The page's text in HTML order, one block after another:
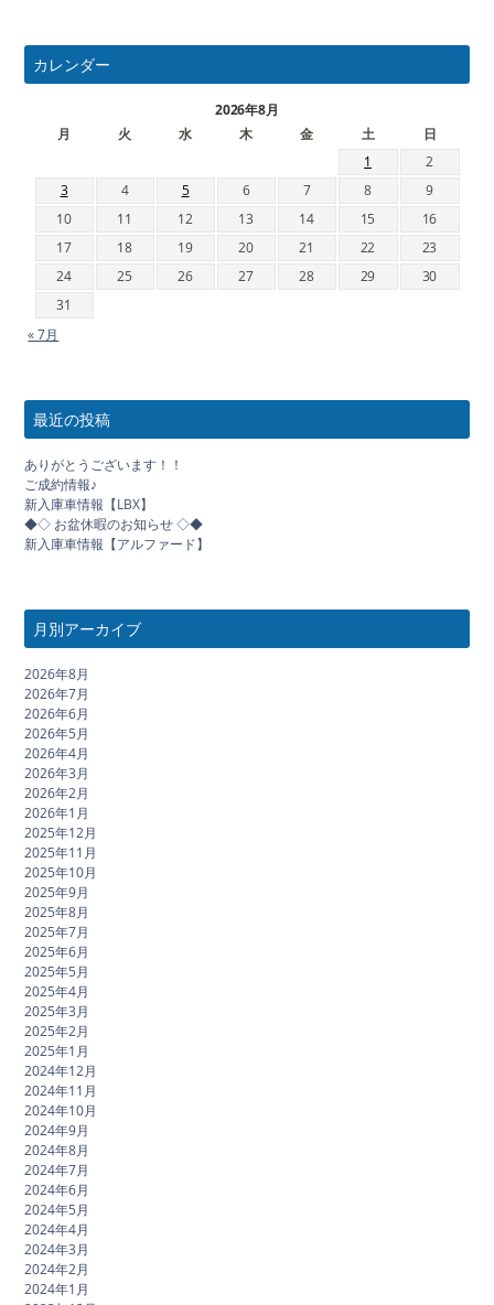
カレンダー
2026年8月
月
火 水 木 金 土
日
1
2
3
4 5 6 7 8
9
10
11 12 13 14 15
16
17
18 19 20 21 22
23
24
25 26 27 28 29
30
31
« 7月
最近の投稿
ありがとうございます！！
ご成約情報♪
新入庫車情報【LBX】
◆◇ お盆休暇のお知らせ ◇◆
新入庫車情報【アルファード】
月別アーカイブ
2026年8月
2026年7月
2026年6月
2026年5月
2026年4月
2026年3月
2026年2月
2026年1月
2025年12月
2025年11月
2025年10月
2025年9月
2025年8月
2025年7月
2025年6月
2025年5月
2025年4月
2025年3月
2025年2月
2025年1月
2024年12月
2024年11月
2024年10月
2024年9月
2024年8月
2024年7月
2024年6月
2024年5月
2024年4月
2024年3月
2024年2月
2024年1月